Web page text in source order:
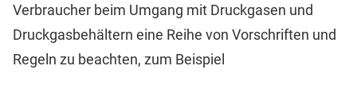
Verbraucher beim Umgang mit Druckgasen und
Druckgasbehältern eine Reihe von Vorschriften und
Regeln zu beachten, zum Beispiel